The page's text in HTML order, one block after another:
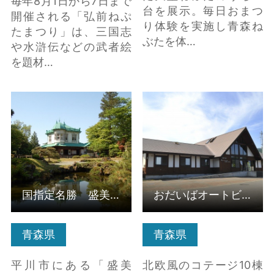
開催される「弘前ねぷ
たまつり」は、三国志
や水滸伝などの武者絵
を題材…
台を展示。毎日おまつ
り体験を実施し青森ね
ぶたを体…
青森県
平川市にある「盛美
国指定名勝 盛美園 の
詳細はこちら
国指定名勝 盛美園
青森県
北欧風のコテージ10棟
おだいばオートビレッ
ジ の詳細はこちら
おだいばオートビレッジ